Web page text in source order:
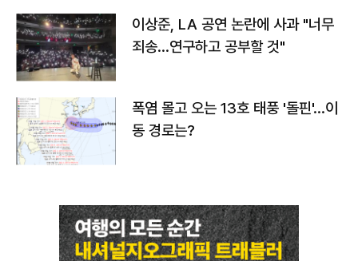
이상준, LA 공연 논란에 사과 "너무
죄송…연구하고 공부할 것"
폭염 몰고 오는 13호 태풍 '돌핀'…이
동 경로는?